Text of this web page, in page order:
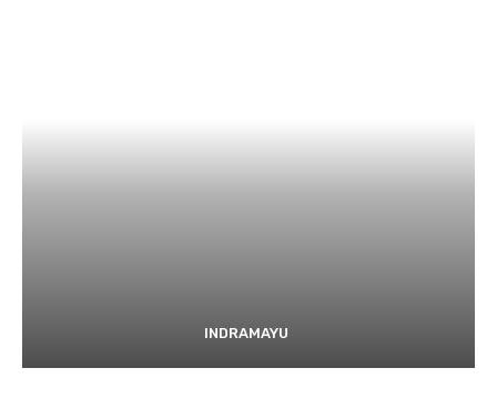
INDRAMAYU